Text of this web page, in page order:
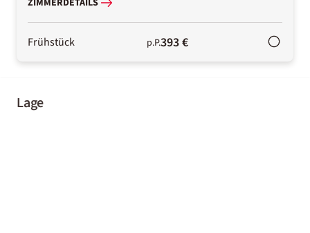
ZIMMERDETAILS
Frühstück p.P.393 €
Lage